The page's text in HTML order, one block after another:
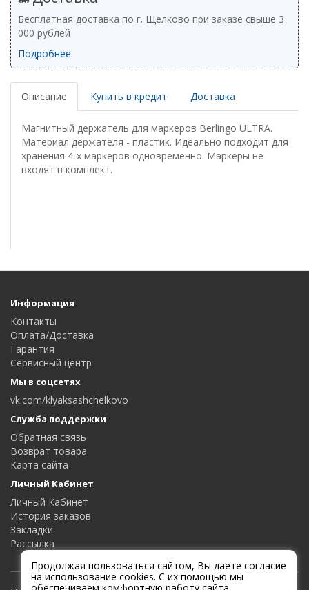
Бесплатная доставка по г. Щелково при заказе свыше 3
000 рублей
Подробнее
Описание Купить в кредит Доставка
Магнитный держатель для маркеров Berlingo ULTRA.
Материал держателя - пластик. Идеально подходит для
хранения 4-х маркеров одновременно. Маркеры не
входят в комплект.
Информация
Контакты
Оплата/Доставка
Гарантия
Сервисный центр
Мы в соцсетях
vk.com/klyaksashchelkovo
Служба поддержки
Обратная связь
Возврат товара
Карта сайта
Личный Кабинет
Личный Кабинет
История заказов
Закладки
Рассылка
Продолжая пользоваться сайтом, Вы даете согласие
на использование cookies. С их помощью мы